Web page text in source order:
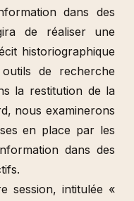
dans des
de réaliser une
historiographique
de recherche
la restitution de la
nous examinerons
en place par les
dans des
session, intitulée «